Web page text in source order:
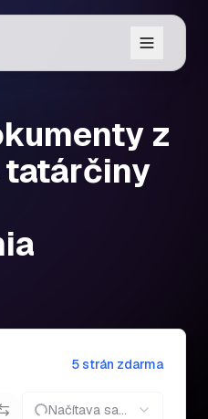
z
5 strán zdarma
Načítava sa...